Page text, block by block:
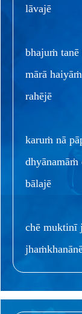
lāvajē
bhajuṁ
mārā
rahējē
karuṁ nā
dhyānamāṁ
bālajē
chē muktinī